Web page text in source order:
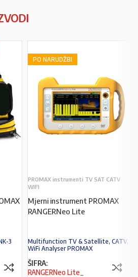
3
PO NARUDŽBI
PROMAX instrumenti TV SAT CATV
WIFI
Mjerni instrument PROMAX
RANGERNeo Lite
Multifunction TV & Satellite, CATV,
WiFi Analyser PROMAX
ŠIFRA:
RANGERNeo Lite_